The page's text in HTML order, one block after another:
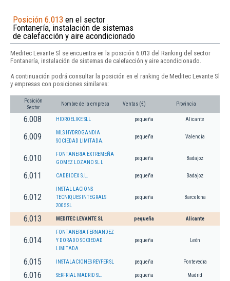
Posición 6.013 en el sector
Fontanería, instalación de sistemas
de calefacción y aire acondicionado
Meditec Levante Sl se encuentra en la posición 6.013 del Ranking del sector
Fontanería, instalación de sistemas de calefacción y aire acondicionado.
A continuación podrá consultar la posición en el ranking de Meditec Levante Sl
y empresas con posiciones similares:
Posición
Sector
Nombre de la empresa Ventas (€) Provincia
6.008 HIDROELIKE SLL pequeña Alicante
6.009
MLS HYDROGANDIA
SOCIEDAD LIMITADA.
pequeña Valencia
6.010
FONTANERIA EXTREMEÑA
GOMEZ LOZANO SL L
pequeña Badajoz
6.011 CADBIOEX S.L. pequeña Badajoz
6.012
INSTAL LACIONS
TECNIQUES INTEGRALS
2005 SL
pequeña Barcelona
6.013 MEDITEC LEVANTE SL pequeña Alicante
6.014
FONTANERIA FERNANDEZ
Y DORADO SOCIEDAD
LIMITADA.
pequeña León
6.015 INSTALACIONES REYFER SL pequeña Pontevedra
6.016 SERFRIAL MADRID SL. pequeña Madrid